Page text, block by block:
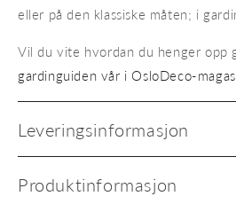
eller på den klassiske måten; i
Vil du vite hvordan du henger opp
gardinguiden vår i OsloDeco-
Leveringsinformasjon
Produktinformasjon